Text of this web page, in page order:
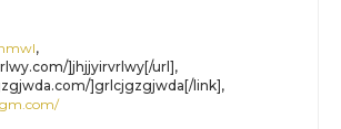
,
]jhjjyirvrlwy[/url],
]grlcjgzgjwda[/link],